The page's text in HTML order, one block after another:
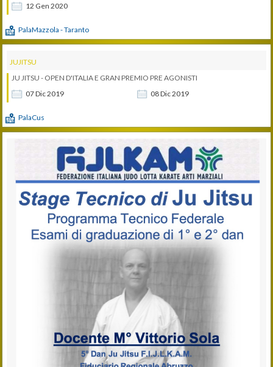
12 Gen 2020
PalaMazzola - Taranto
JUJITSU
07Dic2019 08Dic2019
JU JITSU - OPEN D'ITALIA E GRAN PREMIO PRE AGONISTI
PalaCus